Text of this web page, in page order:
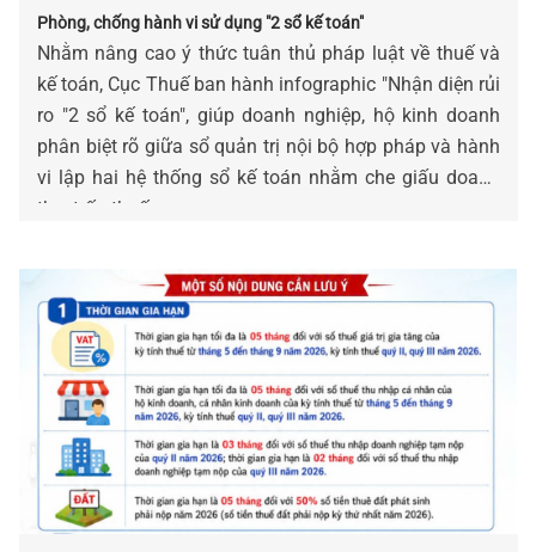
Phòng, chống hành vi sử dụng "2 sổ kế toán"
Nhằm nâng cao ý thức tuân thủ pháp luật về thuế và
kế toán, Cục Thuế ban hành infographic "Nhận diện rủi
ro "2 sổ kế toán", giúp doanh nghiệp, hộ kinh doanh
phân biệt rõ giữa sổ quản trị nội bộ hợp pháp và hành
vi lập hai hệ thống sổ kế toán nhằm che giấu doanh
thu, trốn thuế.